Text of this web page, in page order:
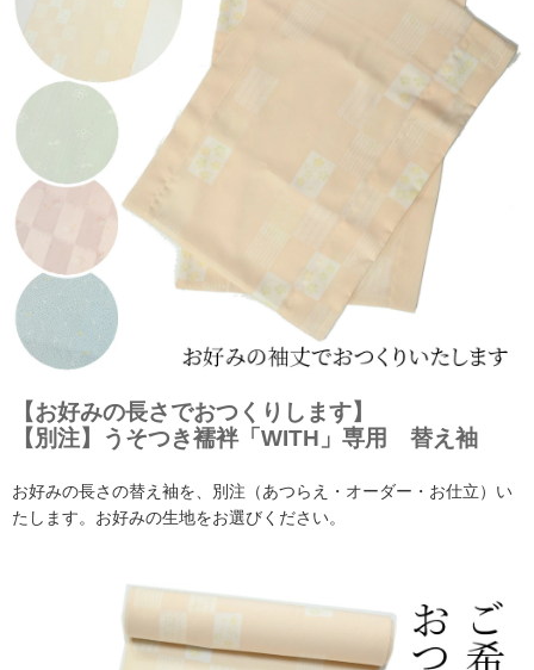
【お好みの長さでおつくりします】
【別注】うそつき襦袢「WITH」専用 替え袖
お好みの長さの替え袖を、別注（あつらえ・オーダー・お仕立）い
たします。お好みの生地をお選びください。